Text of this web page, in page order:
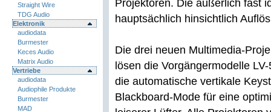
Straight Wire
TDG Audio
Elektronik
audiodata
Burmester
Keces Audio
Matrix Audio
Vertriebe
audiodata
Audiophile Produkte
Burmester
MAD
Projektoren. Die äußerlich fast
hauptsächlich hinsichtlich
Die drei neuen Multimedia-
lösen die Vorgängermodelle
die automatische vertikale
Blackboard-Mode für eine